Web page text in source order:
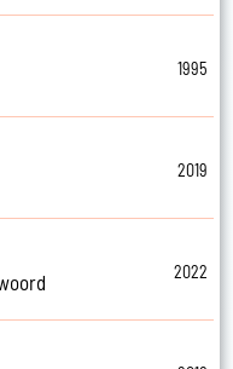
1995
2019
2022